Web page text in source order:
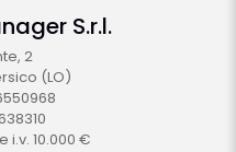
S.r.l.
2
(LO)
i.v. 10.000 €